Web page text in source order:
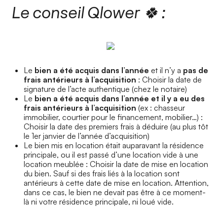
Le conseil Qlower 🍀 :
Le bien a été acquis dans l’année et il n’y a pas de
frais antérieurs à l’acquisition : Choisir la date de
signature de l’acte authentique (chez le notaire)
Le bien a été acquis dans l’année et il y a eu des
frais antérieurs à l’acquisition (ex : chasseur
immobilier, courtier pour le financement, mobilier…) :
Choisir la date des premiers frais à déduire (au plus tôt
le 1er janvier de l’année d’acquisition)
Le bien mis en location était auparavant la résidence
principale, ou il est passé d’une location vide à une
location meublée : Choisir la date de mise en location
du bien. Sauf si des frais liés à la location sont
antérieurs à cette date de mise en location. Attention,
dans ce cas, le bien ne devait pas être à ce moment-
là ni votre résidence principale, ni loué vide.